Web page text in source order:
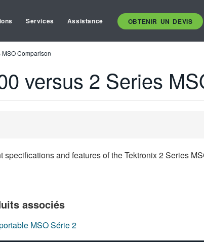
Services Assistance OBTENIR UN DEVIS
Comparison
versus 2 Series
specifications and features of the Tektronix 2 Series
associés
MSO Série 2